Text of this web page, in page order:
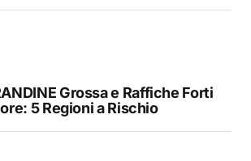
Grossa e Raffiche Forti
5 Regioni a Rischio